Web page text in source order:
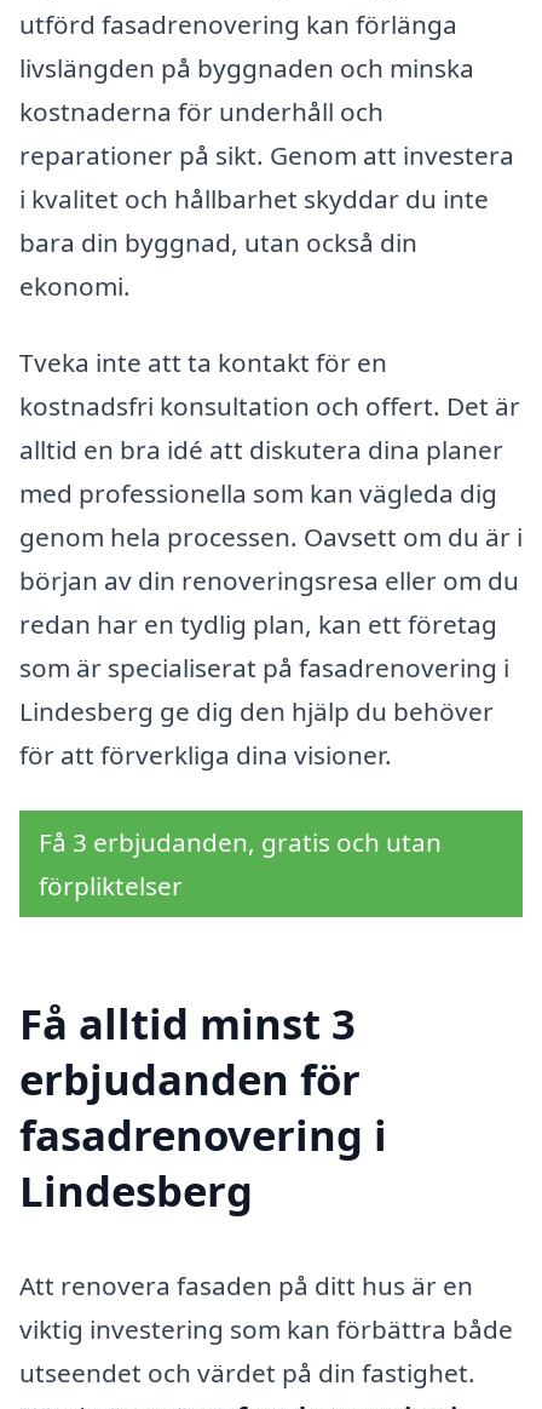
utförd fasadrenovering kan förlänga
livslängden på byggnaden och minska
kostnaderna för underhåll och
reparationer på sikt. Genom att investera
i kvalitet och hållbarhet skyddar du inte
bara din byggnad, utan också din
ekonomi.
Tveka inte att ta kontakt för en
kostnadsfri konsultation och offert. Det är
alltid en bra idé att diskutera dina planer
med professionella som kan vägleda dig
genom hela processen. Oavsett om du är i
början av din renoveringsresa eller om du
redan har en tydlig plan, kan ett företag
som är specialiserat på fasadrenovering i
Lindesberg ge dig den hjälp du behöver
för att förverkliga dina visioner.
Få 3 erbjudanden, gratis och utan
förpliktelser
Få alltid minst 3
erbjudanden för
fasadrenovering i
Lindesberg
Att renovera fasaden på ditt hus är en
viktig investering som kan förbättra både
utseendet och värdet på din fastighet.